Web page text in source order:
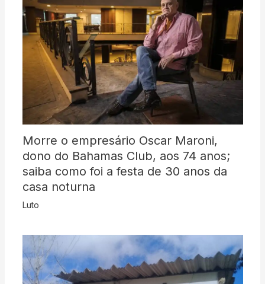
Morre o empresário Oscar Maroni,
dono do Bahamas Club, aos 74 anos;
saiba como foi a festa de 30 anos da
casa noturna
Luto